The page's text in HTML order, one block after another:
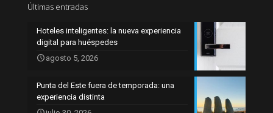
Últimas entradas
Hoteles inteligentes: la nueva experiencia
digital para huéspedes
agosto 5, 2026
Punta del Este fuera de temporada: una
experiencia distinta